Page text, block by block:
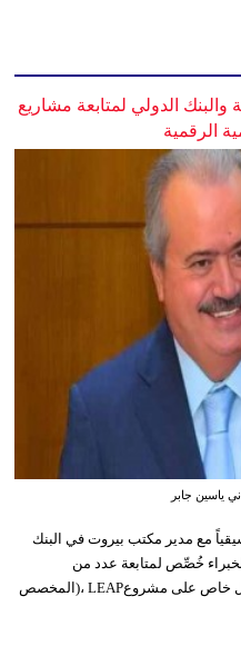
والبنك الدولي لمتابعة مشاريع
ياسين جابر
مع مدير مكتب بيروت في البنك
خُصِّص لمتابعة عدد من
المشاريع قيد التنفيذ، وجرى التركيز بشكل خاص على مشروعLEAP ،(المخصص